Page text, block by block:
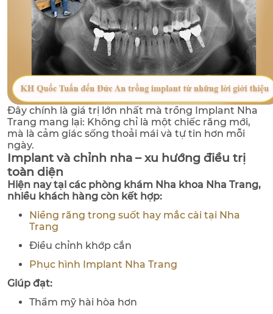
Đây chính là giá trị lớn nhất mà trồng Implant Nha
Trang mang lại: Không chỉ là một chiếc răng mới,
mà là cảm giác sống thoải mái và tự tin hơn mỗi
ngày.
Implant và chỉnh nha – xu hướng điều trị
toàn diện
Hiện nay tại các phòng khám Nha khoa Nha Trang,
nhiều khách hàng còn kết hợp:
Niềng răng trong suốt hay mắc cài tại Nha
Trang
Điều chỉnh khớp cắn
Phục hình Implant Nha Trang
Giúp đạt:
Thẩm mỹ hài hòa hơn